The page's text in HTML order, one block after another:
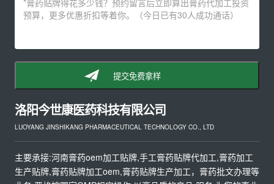
提交免费拿样
洛阳今世康医药科技有限公司
LUOYANG JINSHIKANG PHARMACEUTICAL TECHNOLOGY CO., LTD
主要承接:河南膏药oem加工贴牌,手工膏药贴牌代加工,膏药加工
生产贴牌,膏药贴牌加工oem,膏药贴牌生产加工，膏药批文办理等